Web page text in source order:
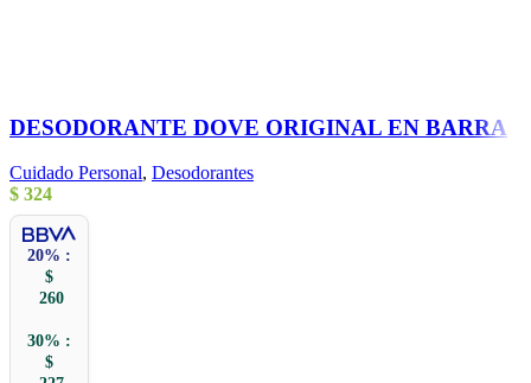
DESODORANTE DOVE ORIGINAL EN BARRA
Cuidado Personal, Desodorantes
$ 324
20% :
$
260
30% :
$